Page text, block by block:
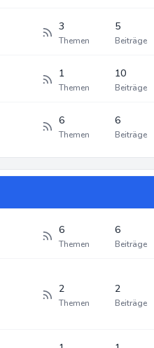
3
Themen
5
Beiträge
1
Themen
10
Beiträge
6
Themen
6
Beiträge
6
Themen
6
Beiträge
2
Themen
2
Beiträge